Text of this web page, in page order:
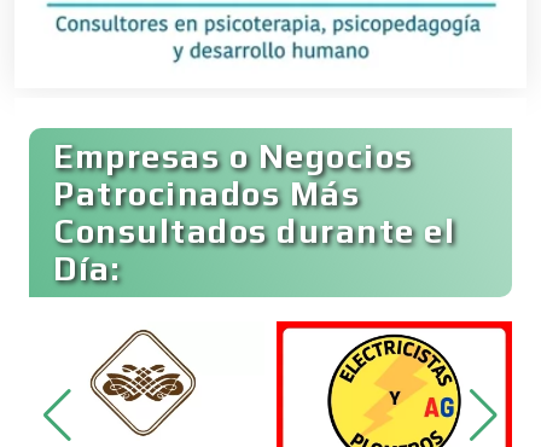
Bares y Cantinas
Basculas
Bebidas
Belleza
Bordados y Estampados
Empresas o Negocios
Patrocinados Más
Consultados durante el
Día: